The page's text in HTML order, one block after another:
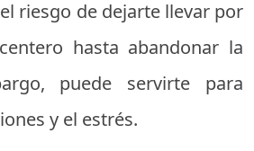
riesgo de dejarte llevar por
hasta abandonar la
puede servirte para
y el estrés.